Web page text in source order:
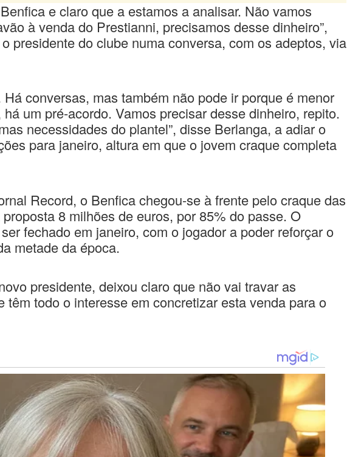
e claro que a estamos a analisar. Não vamos
à venda do Prestianni, precisamos desse dinheiro”,
presidente do clube numa conversa, com os adeptos, via
Há conversas, mas também não pode ir porque é menor
um pré-acordo. Vamos precisar desse dinheiro, repito.
necessidades do plantel”, disse Berlanga, a adiar o
para janeiro, altura em que o jovem craque completa
Record, o Benfica chegou-se à frente pelo craque das
8 milhões de euros, por 85% do passe. O
fechado em janeiro, com o jogador a poder reforçar o
metade da época.
presidente, deixou claro que não vai travar as
têm todo o interesse em concretizar esta venda para o